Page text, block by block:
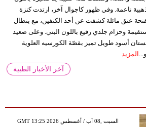
ناعمة. وفي ظهور كاجوال آخر، ارتدت كنزة
بفتحة عنق مائلة كشفت عن أحد الكتفين، مع بنطال
وحزام جلدي رفيع باللون البني. وعلى صعيد
أسود طويل تميز بقصّة الكورسيه العلوية
المزيد
آخر الأخبار الطبية
GMT 13:25 2026 السبت ,08 آب / أغسطس